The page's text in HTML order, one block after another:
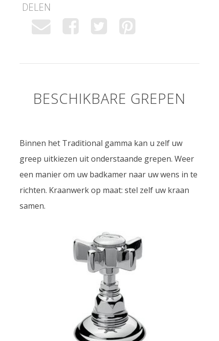
DELEN
BESCHIKBARE GREPEN
Binnen het Traditional gamma kan u zelf uw
greep uitkiezen uit onderstaande grepen. Weer
een manier om uw badkamer naar uw wens in te
richten. Kraanwerk op maat: stel zelf uw kraan
samen.